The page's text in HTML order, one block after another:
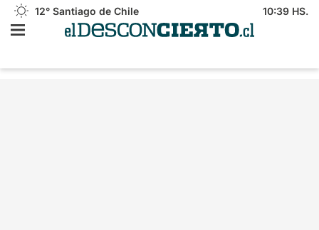
12° Santiago de Chile 10:39 HS.